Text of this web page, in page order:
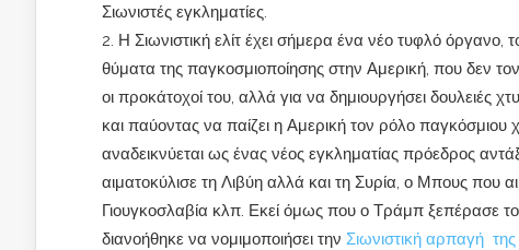
Σιωνιστές εγκληματίες.
Η Σιωνιστική ελίτ έχει σήμερα ένα νέο τυφλό
θύματα της παγκοσμιοποίησης στην Αμερική, που δεν
οι προκάτοχοί του, αλλά για να δημιουργήσει δουλειές
και παύοντας να παίζει η Αμερική τον ρόλο
αναδεικνύεται ως ένας νέος εγκληματίας πρόεδρος
αιματοκύλισε τη Λιβύη αλλά και τη Συρία, ο Μπους που
Γιουγκοσλαβία κλπ. Εκεί όμως που ο Τράμπ ξεπέρασε
διανοήθηκε να νομιμοποιήσει την Σιωνιστική αρπαγή της